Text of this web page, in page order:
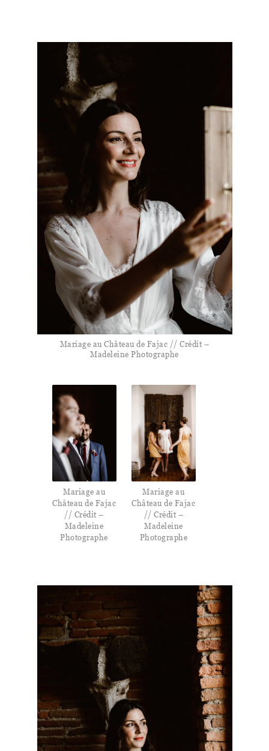
Mariage au Château de Fajac // Crédit –
Madeleine Photographe
Mariage au
Château de Fajac
// Crédit –
Madeleine
Photographe
Mariage au
Château de Fajac
// Crédit –
Madeleine
Photographe